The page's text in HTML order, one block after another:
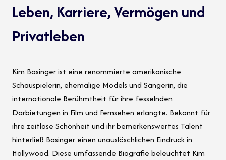
Leben, Karriere, Vermögen und
Privatleben
Kim Basinger ist eine renommierte amerikanische
Schauspielerin, ehemalige Models und Sängerin, die
internationale Berühmtheit für ihre fesselnden
Darbietungen in Film und Fernsehen erlangte. Bekannt für
ihre zeitlose Schönheit und ihr bemerkenswertes Talent
hinterließ Basinger einen unauslöschlichen Eindruck in
Hollywood. Diese umfassende Biografie beleuchtet Kim